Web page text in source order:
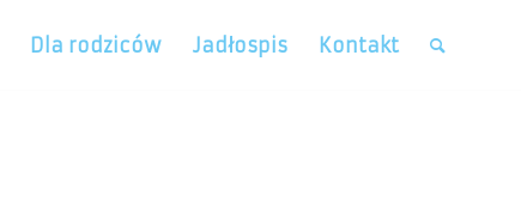
Dla rodziców Jadłospis Kontakt